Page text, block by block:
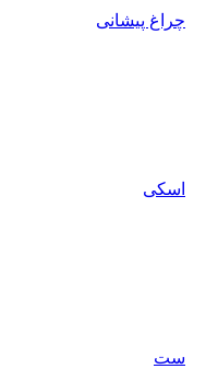
چراغ پیشانی
اسکی
ست